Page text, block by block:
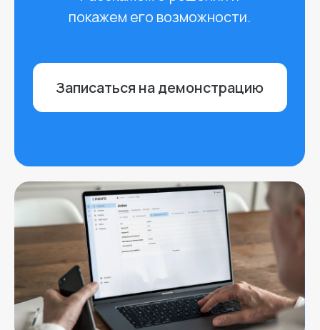
Ринго в образовании
Обучение
Техническая поддержка
hello@ringomdm.ru
Блог
FAQ
Кейсы
Документация